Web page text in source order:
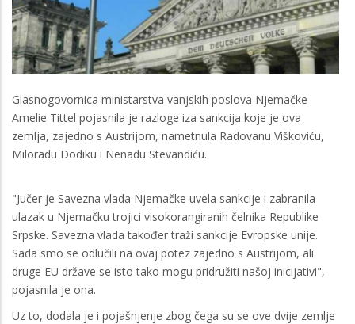
Glasnogovornica ministarstva vanjskih poslova Njemačke
Amelie Tittel pojasnila je razloge iza sankcija koje je ova
zemlja, zajedno s Austrijom, nametnula Radovanu Viškoviću,
Miloradu Dodiku i Nenadu Stevandiću.
"Jučer je Savezna vlada Njemačke uvela sankcije i zabranila
ulazak u Njemačku trojici visokorangiranih čelnika Republike
Srpske. Savezna vlada također traži sankcije Evropske unije.
Sada smo se odlučili na ovaj potez zajedno s Austrijom, ali
druge EU države se isto tako mogu pridružiti našoj inicijativi",
pojasnila je ona.
Uz to, dodala je i pojašnjenje zbog čega su se ove dvije zemlje